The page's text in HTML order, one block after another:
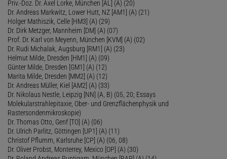
Priv.-Doz. Dr. Axel Lorke, München [AL] (A) (20)
Dr. Andreas Markwitz, Lower Hutt, NZ [AM1] (A) (21)
Holger Mathiszik, Celle [HM3] (A) (29)
Dr. Dirk Metzger, Mannheim [DM] (A) (07)
Prof. Dr. Karl von Meyenn, München [KVM] (A) (02)
Dr. Rudi Michalak, Augsburg [RM1] (A) (23)
Helmut Milde, Dresden [HM1] (A) (09)
Günter Milde, Dresden [GM1] (A) (12)
Marita Milde, Dresden [MM2] (A) (12)
Dr. Andreas Müller, Kiel [AM2] (A) (33)
Dr. Nikolaus Nestle, Leipzig [NN] (A, B) (05, 20; Essays
Molekularstrahlepitaxie, Ober- und Grenzflächenphysik und
Rastersondenmikroskopie)
Dr. Thomas Otto, Genf [TO] (A) (06)
Dr. Ulrich Parlitz, Göttingen [UP1] (A) (11)
Christof Pflumm, Karlsruhe [CP] (A) (06, 08)
Dr. Oliver Probst, Monterrey, Mexico [OP] (A) (30)